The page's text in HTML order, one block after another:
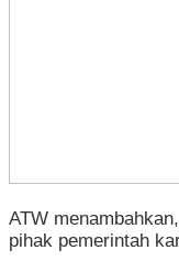
ATW
pihak pemerintah